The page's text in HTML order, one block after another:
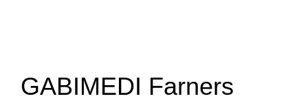
GABIMEDI Farners